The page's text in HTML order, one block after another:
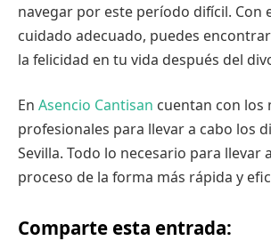
navegar por este período difícil. Con
cuidado adecuado, puedes
la felicidad en tu vida después del
En Asencio Cantisan cuentan con los
profesionales para llevar a cabo los
Sevilla. Todo lo necesario para llevar
proceso de la forma más rápida y
Comparte esta entrada: